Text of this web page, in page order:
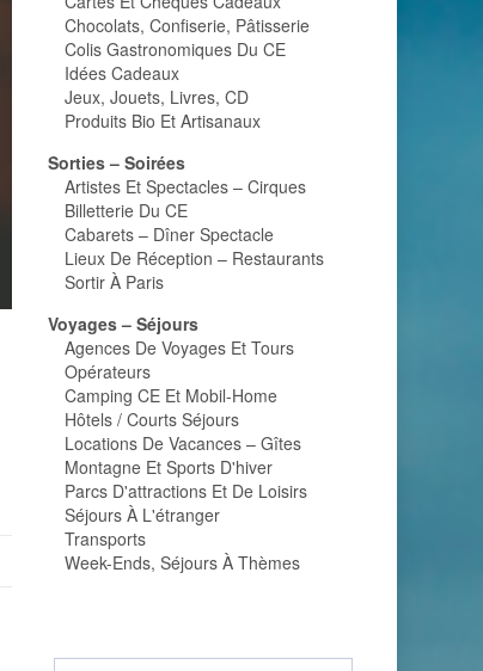
Chocolats, Confiserie, Pâtisserie
Colis Gastronomiques Du CE
Idées Cadeaux
Jeux, Jouets, Livres, CD
Produits Bio Et Artisanaux
Sorties – Soirées
Artistes Et Spectacles – Cirques
Billetterie Du CE
Cabarets – Dîner Spectacle
Lieux De Réception – Restaurants
Sortir À Paris
Voyages – Séjours
Agences De Voyages Et Tours
Opérateurs
Camping CE Et Mobil-Home
Hôtels / Courts Séjours
Locations De Vacances – Gîtes
Montagne Et Sports D'hiver
Parcs D'attractions Et De Loisirs
Séjours À L'étranger
Transports
Week-Ends, Séjours À Thèmes